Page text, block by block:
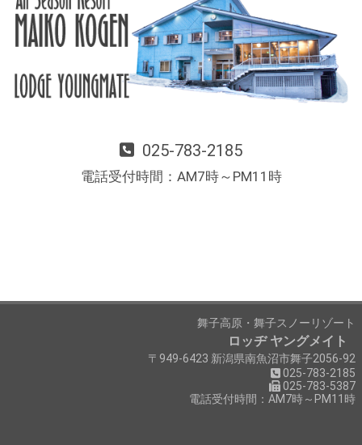
025-783-2185
電話受付時間：AM7時～PM11時
舞子高原・舞子スノーリゾート
ロッヂ ヤングメイト
〒949-6423 新潟県南魚沼市舞子2056-92
025-783-2185
025-783-5387
電話受付時間：AM7時～PM11時